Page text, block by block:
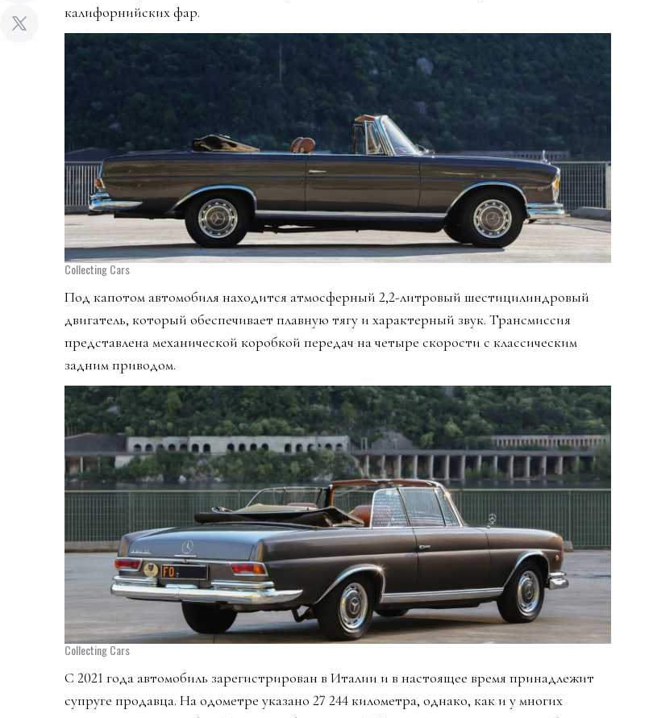
калифорнийских фар.
Collecting Cars
Под капотом автомобиля находится атмосферный 2,2-литровый шестицилиндровый
двигатель, который обеспечивает плавную тягу и характерный звук. Трансмиссия
представлена механической коробкой передач на четыре скорости с классическим
задним приводом.
Collecting Cars
С 2021 года автомобиль зарегистрирован в Италии и в настоящее время принадлежит
супруге продавца. На одометре указано 27 244 километра, однако, как и у многих